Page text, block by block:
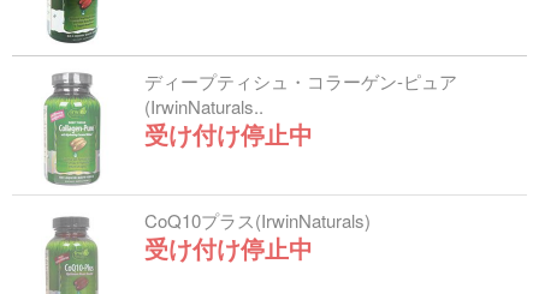
ディープティシュ・コラーゲン-ピュア
(IrwinNaturals..
受け付け停止中
CoQ10プラス(IrwinNaturals)
受け付け停止中